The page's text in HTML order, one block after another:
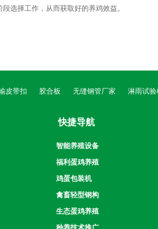
选择工作，从而获取好的养鸡效益。
皮带扣 胶合板 无缝钢管厂家 淋雨试验
快捷导航
智能养殖设备
福利蛋鸡养殖
鸡蛋包装机
禽畜轻型钢构
生态蛋鸡养殖